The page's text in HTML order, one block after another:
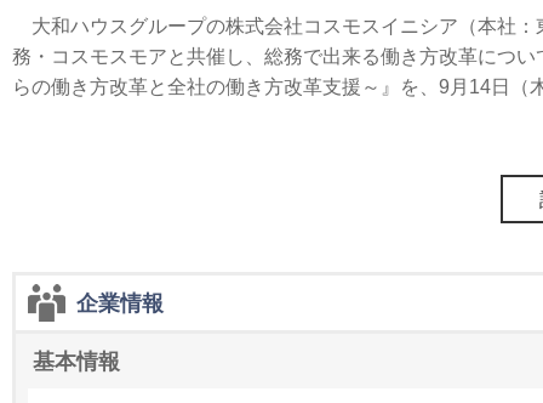
大和ハウスグループの株式会社コスモスイニシア（本社
務・コスモスモアと共催し、総務で出来る働き方改革につ
らの働き方改革と全社の働き方改革支援～』を、9月14日
企業情報
基本情報